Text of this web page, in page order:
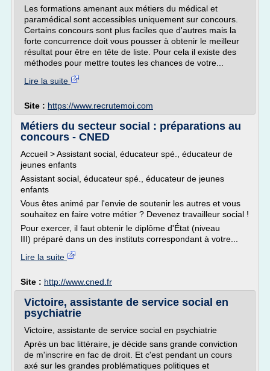
Les formations amenant aux métiers du médical et
paramédical sont accessibles uniquement sur concours.
Certains concours sont plus faciles que d'autres mais la
forte concurrence doit vous pousser à obtenir le meilleur
résultat pour être en tête de liste. Pour cela il existe des
méthodes pour mettre toutes les chances de votre...
Lire la suite
Site : https://www.recrutemoi.com
Métiers du secteur social : préparations au
concours - CNED
Accueil > Assistant social, éducateur spé., éducateur de
jeunes enfants
Assistant social, éducateur spé., éducateur de jeunes
enfants
Vous êtes animé par l'envie de soutenir les autres et vous
souhaitez en faire votre métier ? Devenez travailleur social !
Pour exercer, il faut obtenir le diplôme d'État (niveau
III) préparé dans un des instituts correspondant à votre...
Lire la suite
Site : http://www.cned.fr
Victoire, assistante de service social en
psychiatrie
Victoire, assistante de service social en psychiatrie
Après un bac littéraire, je décide sans grande conviction
de m'inscrire en fac de droit. Et c'est pendant un cours
axé sur les grandes problématiques politiques et